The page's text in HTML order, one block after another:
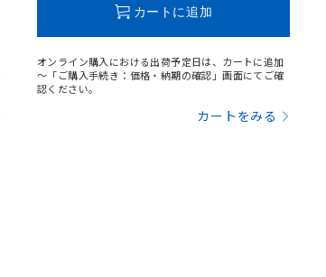
カートに追加
オンライン購入における出荷予定日は、カートに追加
～「ご購入手続き：価格・納期の確認」画面にてご確
認ください。
カートをみる